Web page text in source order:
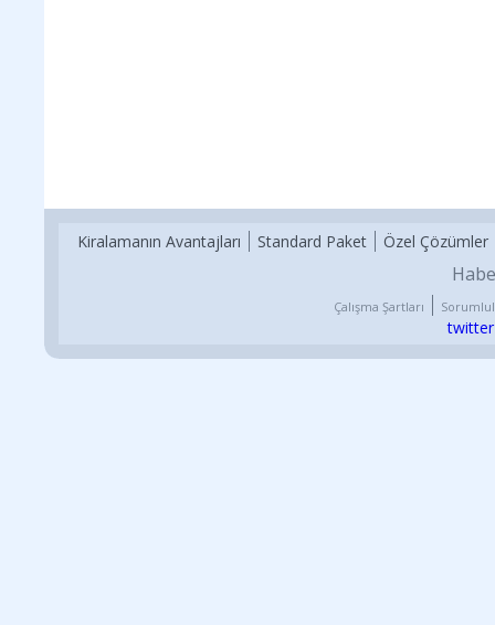
Kiralamanın Avantajları Standard Paket Özel Çözümler
Çalışma Şartları
twitter